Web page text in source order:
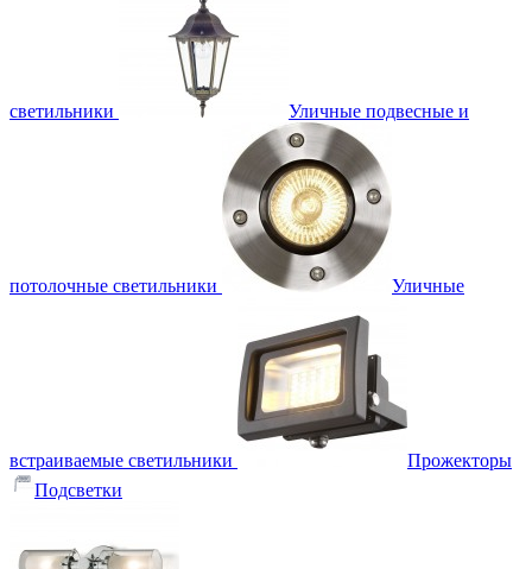
светильники Уличные подвесные и
потолочные светильники Уличные
встраиваемые светильники
Прожекторы
Подсветки